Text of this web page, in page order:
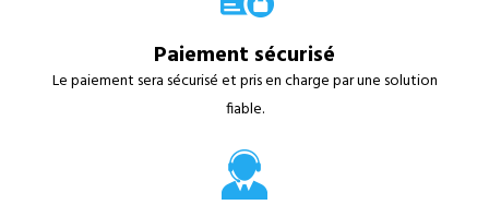
Paiement sécurisé
Le paiement sera sécurisé et pris en charge par une solution
fiable.